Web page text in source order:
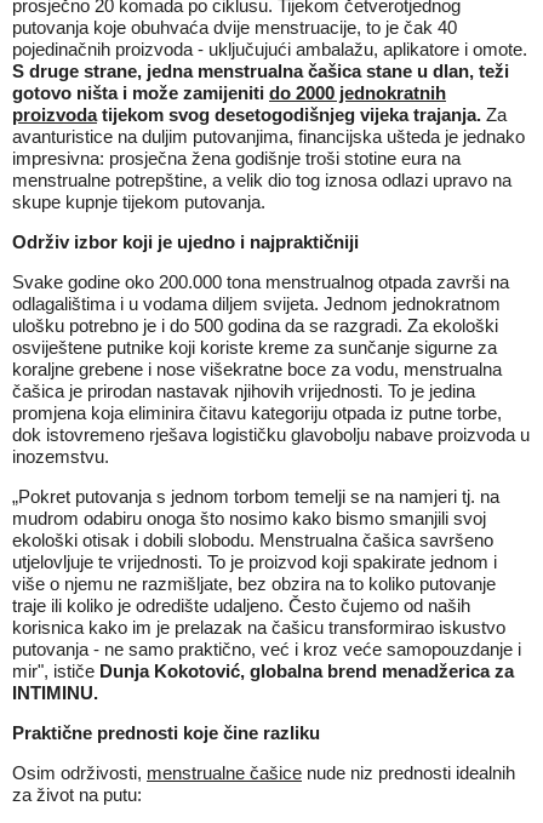
prosječno 20 komada po ciklusu. Tijekom četverotjednog
putovanja koje obuhvaća dvije menstruacije, to je čak 40
pojedinačnih proizvoda - uključujući ambalažu, aplikatore i omote.
S druge strane, jedna menstrualna čašica stane u dlan, teži
gotovo ništa i može zamijeniti do 2000 jednokratnih
proizvodatijekom svog desetogodišnjeg vijeka trajanja. Za
avanturistice na duljim putovanjima, financijska ušteda je jednako
impresivna: prosječna žena godišnje troši stotine eura na
menstrualne potrepštine, a velik dio tog iznosa odlazi upravo na
skupe kupnje tijekom putovanja.
Održiv izbor koji je ujedno i najpraktičniji
Svake godine oko 200.000 tona menstrualnog otpada završi na
odlagalištima i u vodama diljem svijeta. Jednom jednokratnom
ulošku potrebno je i do 500 godina da se razgradi. Za ekološki
osviještene putnike koji koriste kreme za sunčanje sigurne za
koraljne grebene i nose višekratne boce za vodu, menstrualna
čašica je prirodan nastavak njihovih vrijednosti. To je jedina
promjena koja eliminira čitavu kategoriju otpada iz putne torbe,
dok istovremeno rješava logističku glavobolju nabave proizvoda u
inozemstvu.
„Pokret putovanja s jednom torbom temelji se na namjeri tj. na
mudrom odabiru onoga što nosimo kako bismo smanjili svoj
ekološki otisak i dobili slobodu. Menstrualna čašica savršeno
utjelovljuje te vrijednosti. To je proizvod koji spakirate jednom i
više o njemu ne razmišljate, bez obzira na to koliko putovanje
traje ili koliko je odredište udaljeno. Često čujemo od naših
korisnica kako im je prelazak na čašicu transformirao iskustvo
putovanja - ne samo praktično, već i kroz veće samopouzdanje i
mir", ističe Dunja Kokotović, globalna brend menadžerica za
INTIMINU.
Praktične prednosti koje čine razliku
Osim održivosti, menstrualne čašice nude niz prednosti idealnih
za život na putu: